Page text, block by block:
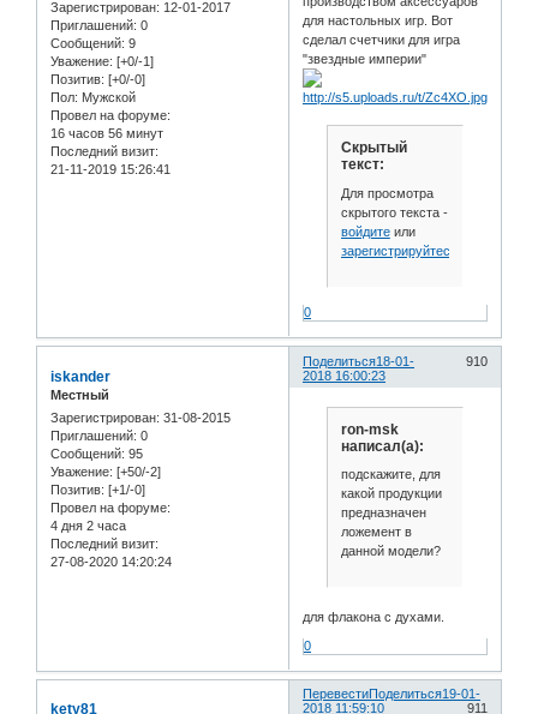
Зарегистрирован: 12-01-2017
Приглашений: 0
Сообщений: 9
Уважение: [+0/-1]
Позитив: [+0/-0]
Пол: Мужской
Провел на форуме:
16 часов 56 минут
Последний визит:
21-11-2019 15:26:41
для настольных игр. Вот
сделал счетчики для игра
"звездные империи"
Скрытый
текст:
Для просмотра
скрытого текста -
войдитеили
зарегистрируйтесь
0
Поделиться 910
18-01-
2018 16:00:23
iskander
Местный
Зарегистрирован: 31-08-2015
Приглашений: 0
Сообщений: 95
Уважение: [+50/-2]
Позитив: [+1/-0]
Провел на форуме:
4 дня 2 часа
Последний визит:
27-08-2020 14:20:24
ron-msk
написал(а):
подскажите, для
какой продукции
предназначен
ложемент в
данной модели?
для флакона с духами.
0
ПеревестиПоделиться
911
19-01-
2018 11:59:10
kety81